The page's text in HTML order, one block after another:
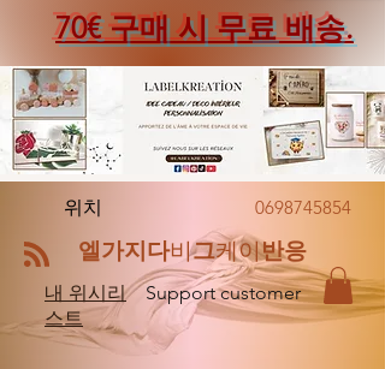
70€ 구매 시 무료 배송.
위치 0698745854
엘가지다비그케이반응
내 위시리
스트
Support customer